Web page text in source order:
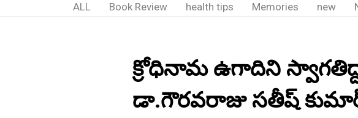
ALL Book Review health tips Memories new
క్రోధినామ ఉగాదిని
డా.గౌరవరాజు సతీష్